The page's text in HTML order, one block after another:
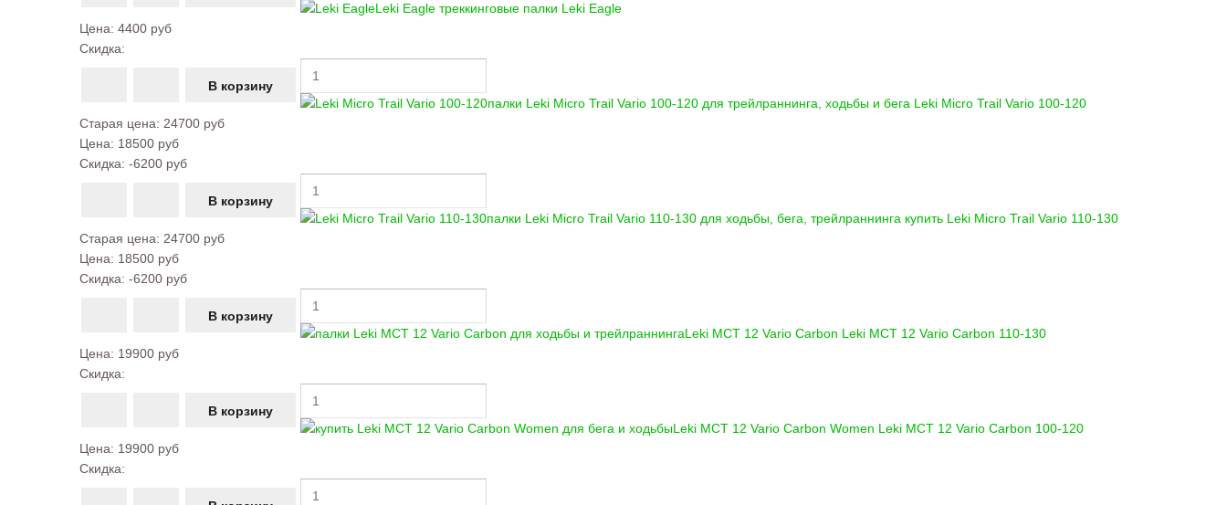
Leki Eagle треккинговые палки Leki Eagle
Цена: 4400 руб
Скидка:
палки Leki Micro Trail Vario 100-120 для трейлраннинга, ходьбы и бега Leki Micro Trail Vario 100-120
Старая цена: 24700 руб
Цена: 18500 руб
Скидка: -6200 руб
палки Leki Micro Trail Vario 110-130 для ходьбы, бега, трейлраннинга купить Leki Micro Trail Vario 110-130
Старая цена: 24700 руб
Цена: 18500 руб
Скидка: -6200 руб
Leki MCT 12 Vario Carbon Leki MCT 12 Vario Carbon 110-130
Цена: 19900 руб
Скидка:
Leki MCT 12 Vario Carbon Women Leki MCT 12 Vario Carbon 100-120
Цена: 19900 руб
Скидка: